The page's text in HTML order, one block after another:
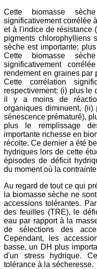
Cette biomasse
significativement corrélée
et à l'indice de résistance
pigments chlorophylliens
sèche est importante;
Cette biomasse
significativement
rendement en graines par
Cette corrélation
respectivement: (i) plus le
il y a moins de
organiques diminuent,
sénescence prématuré),
plus le remplissage
importante richesse en
récolte. Ce dernier a été
hydriques lors de cette
épisodes de déficit
du moment où la
Au regard de tout ce qui
la biomasse sèche ne
accessions tolérantes.
des feuilles (TRE), le
eau par rapport à la
de sélections des
Cependant, les
basse, un DH plus
d'un stress hydrique.
tolérance à la sécheresse.